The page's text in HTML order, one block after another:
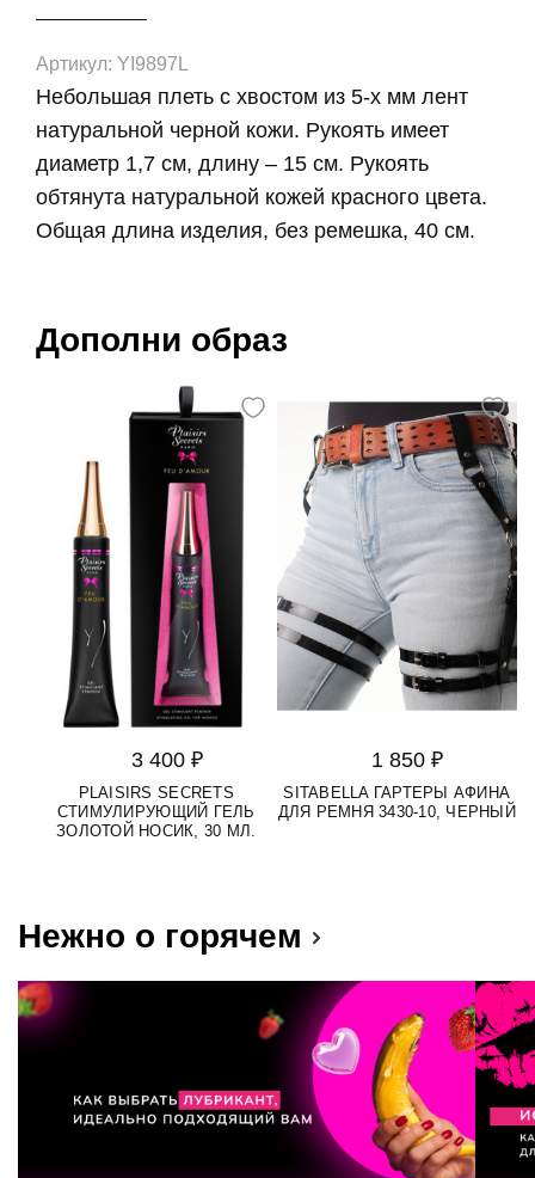
Артикул: YI9897L
Небольшая плеть с хвостом из 5-х мм лент
натуральной черной кожи. Рукоять имеет
диаметр 1,7 см, длину – 15 см. Рукоять
обтянута натуральной кожей красного цвета.
Общая длина изделия, без ремешка, 40 см.
Дополни образ
3 400 ₽
PLAISIRS SECRETS
СТИМУЛИРУЮЩИЙ ГЕЛЬ
ЗОЛОТОЙ НОСИК, 30 МЛ.
1 850 ₽
SITABELLA ГАРТЕРЫ АФИНА
ДЛЯ РЕМНЯ 3430-10, ЧЕРНЫЙ
Нежно о горячем